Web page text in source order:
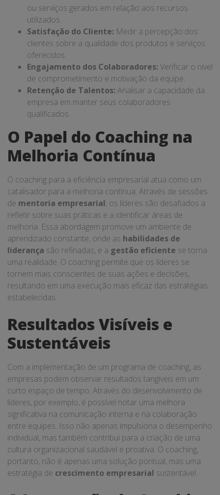
ou serviços gerados em relação aos recursos
utilizados.
Satisfação do Cliente: Medir a percepção dos
clientes sobre a qualidade dos produtos e serviços
oferecidos.
Engajamento dos Colaboradores: Verificar o nível
de comprometimento e motivação da equipe.
Retenção de Talentos: Analisar a capacidade da
empresa em manter seus colaboradores
qualificados.
O Papel do Coaching na
Melhoria Contínua
O coaching para a eficiência empresarial atua como um
catalisador para a melhoria contínua. Através de sessões
de mentoria empresarial, os líderes são desafiados a
refletir sobre suas práticas e a identificar áreas de
melhoria. Essa abordagem promove um ambiente de
aprendizado constante, onde as habilidades de
liderança são refinadas, e a gestão eficiente se torna
uma realidade. O coaching permite que os líderes se
tornem mais conscientes de suas ações e decisões,
resultando em uma execução mais eficaz das estratégias
estabelecidas.
Resultados Visíveis e
Sustentáveis
Com a implementação de um programa de coaching, as
empresas podem observar resultados tangíveis em um
curto espaço de tempo. Através do desenvolvimento de
líderes, por exemplo, é possível notar uma melhora
significativa na comunicação interna e na colaboração
entre equipes. Isso não apenas impulsiona o desempenho
individual, mas também contribui para a criação de uma
cultura organizacional saudável e proativa. O coaching,
portanto, não é apenas uma solução pontual, mas uma
estratégia de crescimento empresarial sustentável.